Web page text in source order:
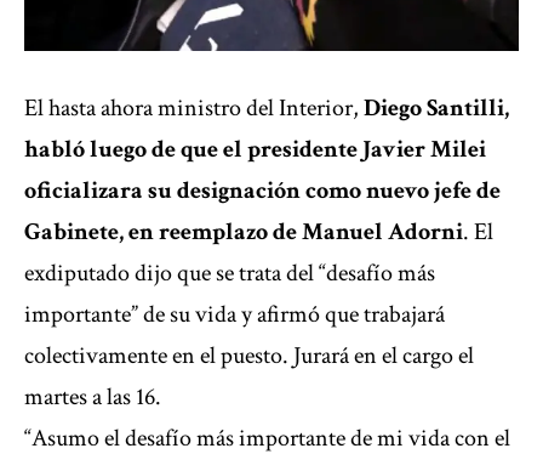
El hasta ahora ministro del Interior,Diego Santilli,
habló luego de que el presidente Javier Milei
oficializara su designación como nuevo jefe de
Gabinete, en reemplazo de Manuel Adorni. El
exdiputado dijo que se trata del “desafío más
importante” de su vida y afirmó que trabajará
colectivamente en el puesto. Jurará en el cargo el
martes a las 16.
“Asumo el desafío más importante de mi vida con el